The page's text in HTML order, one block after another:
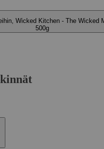
Wicked Kitchen - The Wicked
500g